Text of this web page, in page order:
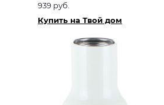
939 руб.
Купить на Твой дом